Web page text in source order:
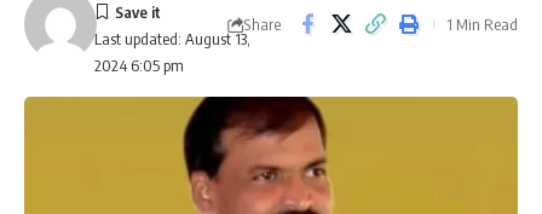
Last updated: August 13,
2024 6:05 pm
Share 1 Min Read